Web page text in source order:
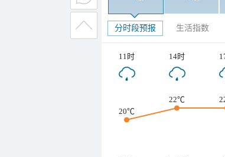
分时段预报 生活指数
11时 14时
20℃
22℃